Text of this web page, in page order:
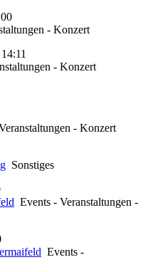
- Konzert
- Konzert
- Konzert
Sonstiges
Events - Veranstaltungen -
Events -